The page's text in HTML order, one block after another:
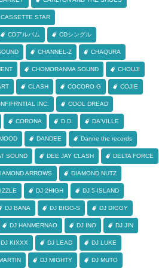
CASSETTE STAR
CDアルバム CDシングル
CHANNEL-Z CHAQURA
CHOMORANMA SOUND CHOUJI
CLASH COCORO-G COJIE
INC. COOL DREAD
CORONA D.D. DA'VILLE
DANDEE Danne the records
SOUND DEE JAY CLASH DELTA FORCE
ARROWS DIAMOND NUTZ
DJ 2HIGH DJ 5-ISLAND
DJ BANA DJ BIGG-S DJ DIGGY
DJ HANMERNAO DJ INO DJ JIN
DJ KIXXX DJ LEAD DJ LUKE
DJ MIGHTY DJ MUTO